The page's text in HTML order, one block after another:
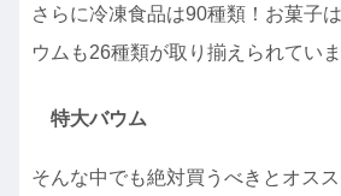
さらに冷凍食品は90種類！お菓子
ウムも26種類が取り揃えられていま
特大バウム
そんな中でも絶対買うべきとオス